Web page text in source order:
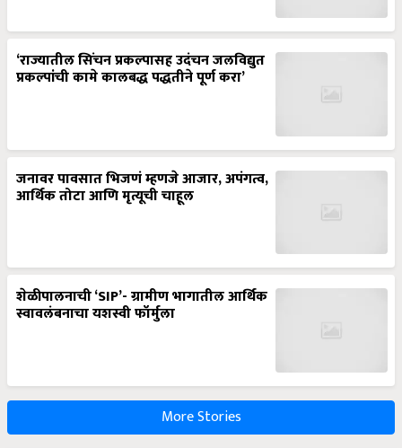
‘राज्यातील सिंचन प्रकल्पासह उदंचन जलविद्युत
प्रकल्पांची कामे कालबद्ध पद्धतीने पूर्ण करा’
जनावर पावसात भिजणं म्हणजे आजार, अपंगत्व,
आर्थिक तोटा आणि मृत्यूची चाहूल
शेळीपालनाची ‘SIP’- ग्रामीण भागातील आर्थिक
स्वावलंबनाचा यशस्वी फॉर्मुला
More Stories